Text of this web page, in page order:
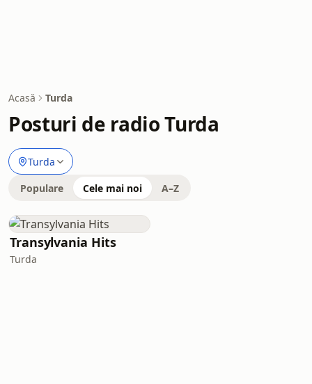
Acasă Turda
Posturi de radio Turda
Turda
Populare Cele mai noi A–Z
Transylvania Hits
Turda